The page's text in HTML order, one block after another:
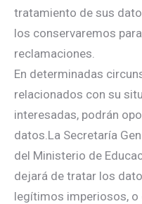
tratamiento de sus
los conservaremos
reclamaciones.
En determinadas
relacionados con su
interesadas, podrán
datos.La Secretaría
del Ministerio de
dejará de tratar los
legítimos imperiosos,